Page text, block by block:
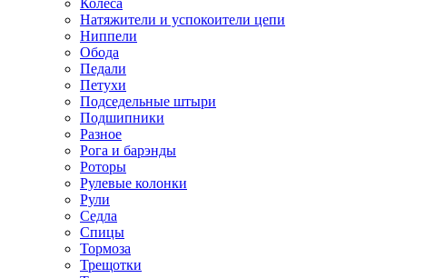
Колеса
Натяжители и успокоители цепи
Ниппели
Обода
Педали
Петухи
Подседельные штыри
Подшипники
Разное
Рога и барэнды
Роторы
Рулевые колонки
Рули
Седла
Спицы
Тормоза
Трещотки